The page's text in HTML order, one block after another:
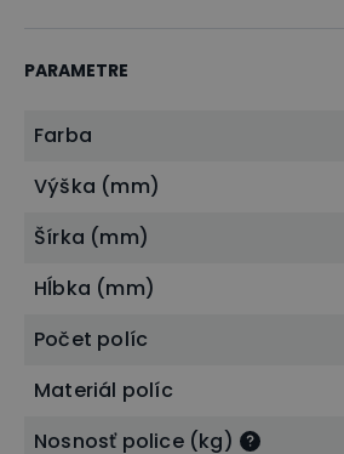
PARAMETRE
Farba
Výška (mm)
Šírka (mm)
Hĺbka (mm)
Počet políc
Materiál políc
Nosnosť police (kg)